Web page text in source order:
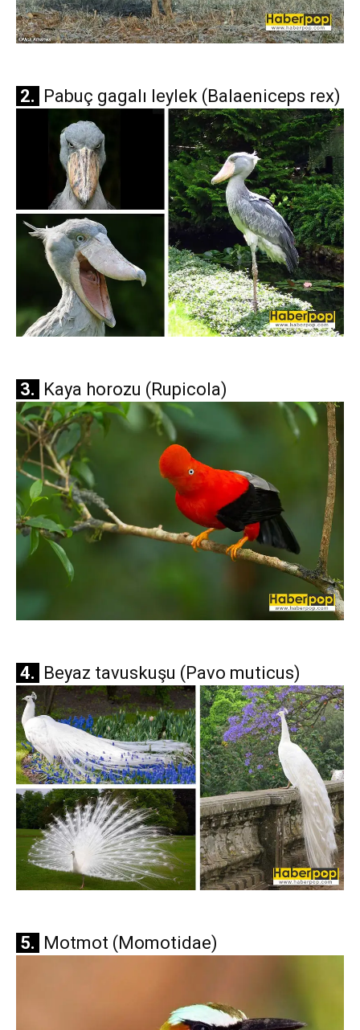
2. Pabuç gagalı leylek (Balaeniceps rex)
3. Kaya horozu (Rupicola)
4. Beyaz tavuskuşu (Pavo muticus)
5. Motmot (Momotidae)